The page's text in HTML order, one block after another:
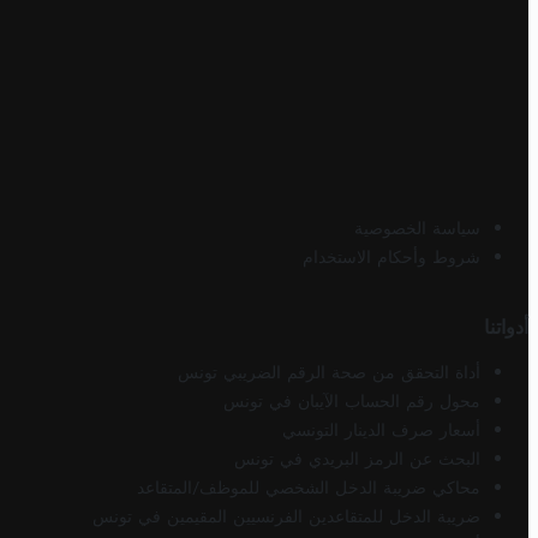
سياسة الخصوصية
شروط وأحكام الاستخدام
أدواتنا
أداة التحقق من صحة الرقم الضريبي تونس
محول رقم الحساب الآيبان في تونس
أسعار صرف الدينار التونسي
البحث عن الرمز البريدي في تونس
محاكي ضريبة الدخل الشخصي للموظف/المتقاعد
ضريبة الدخل للمتقاعدين الفرنسيين المقيمين في تونس